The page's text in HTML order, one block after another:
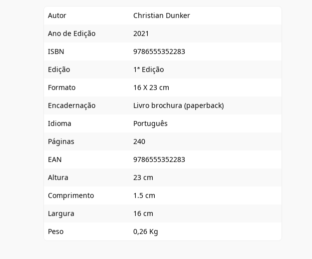
Autor
Christian Dunker
Ano de Edição
2021
ISBN
9786555352283
Edição
1ª Edição
Formato
16 X 23 cm
Encadernação
Livro brochura (paperback)
Idioma
Português
Páginas
240
EAN
9786555352283
Altura
23 cm
Comprimento
1.5 cm
Largura
16 cm
Peso
0,26 Kg